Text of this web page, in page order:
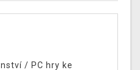
/ PC hry ke